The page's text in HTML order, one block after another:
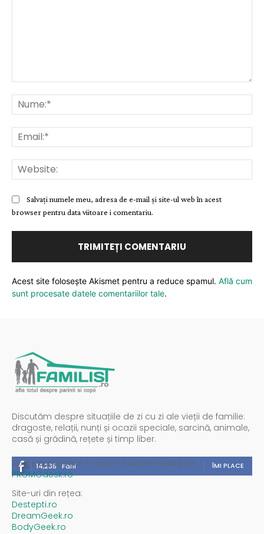
Salvați numele meu, adresa de e-mail și site-ul web în acest
browser pentru data viitoare i comentariu.
Acest site folosește Akismet pentru a reduce spamul. Află cum
sunt procesate datele comentariilor tale.
Discutăm despre situațiile de zi cu zi ale vieții de familie:
dragoste, relații, nunți și ocazii speciale, sarcină, animale,
casă și grădină, rețete și timp liber.
14,235 Fani ÎMI PLACE
Spații publicitare / reclamă administrată de
PROMOdesk.ro
Site-uri din rețea:
Destepti.ro
DreamGeek.ro
BodyGeek.ro